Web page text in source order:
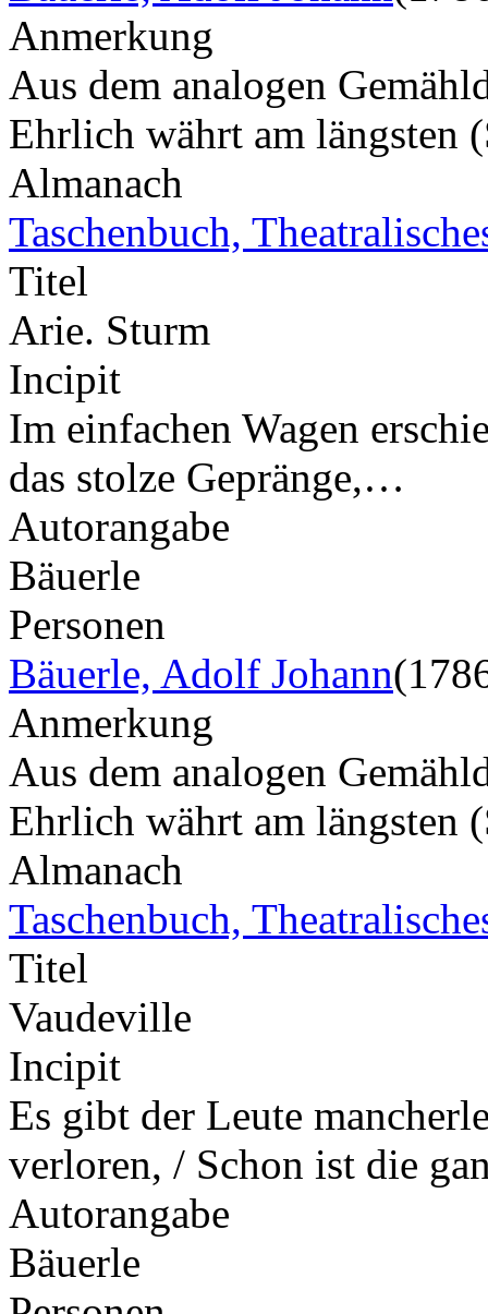
Anmerkung
Aus dem analogen
Ehrlich währt am längsten
Almanach
Taschenbuch,
Titel
Arie. Sturm
Incipit
Im einfachen Wagen
das stolze Gepränge,…
Autorangabe
Bäuerle
Personen
Bäuerle, Adolf Johann
Anmerkung
Aus dem analogen
Ehrlich währt am längsten
Almanach
Taschenbuch,
Titel
Vaudeville
Incipit
Es gibt der Leute
verloren, / Schon ist die
Autorangabe
Bäuerle